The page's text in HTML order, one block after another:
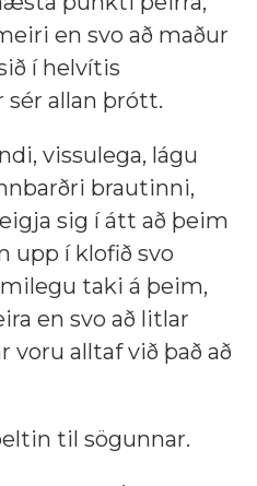
en svo að maður
í helvítis
allan þrótt.
vissulega, lágu
brautinni,
sig í átt að þeim
upp í klofið svo
taki á þeim,
en svo að litlar
voru alltaf við það að
til sögunnar.